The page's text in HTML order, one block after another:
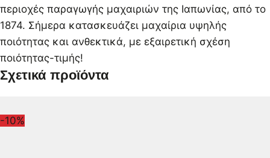
περιοχές παραγωγής μαχαιριών της Ιαπωνίας, από το
1874. Σήμερα κατασκευάζει μαχαίρια υψηλής
ποιότητας και ανθεκτικά, με εξαιρετική σχέση
ποιότητας-τιμής!
Σχετικά προϊόντα
-10%